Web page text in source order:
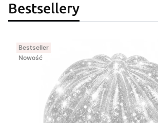
Bestsellery
Bestseller
Nowość